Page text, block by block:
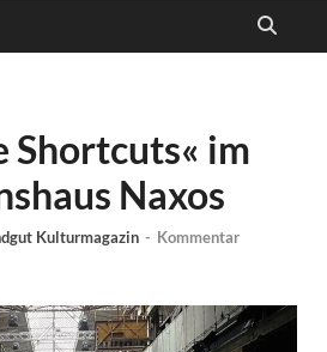
Shortcuts« im
Naxos
Kulturmagazin - Kommentar